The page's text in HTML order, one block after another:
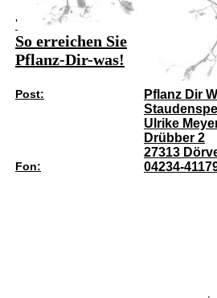
'
So erreichen Sie
Pflanz-Dir-was!
Post:
Pflanz Dir
Ulrike
Drübber 2
27313
Fon: 04234-